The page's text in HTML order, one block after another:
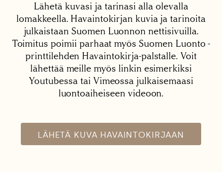
Lähetä kuvasi ja tarinasi alla olevalla
lomakkeella. Havaintokirjan kuvia ja tarinoita
julkaistaan Suomen Luonnon nettisivuilla.
Toimitus poimii parhaat myös Suomen Luonto -
printtilehden Havaintokirja-palstalle. Voit
lähettää meille myös linkin esimerkiksi
Youtubessa tai Vimeossa julkaisemaasi
luontoaiheiseen videoon.
LÄHETÄ KUVA HAVAINTOKIRJAAN